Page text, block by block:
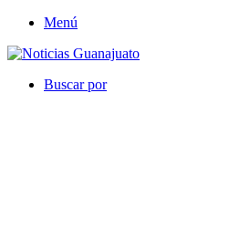
Menú
Buscar por